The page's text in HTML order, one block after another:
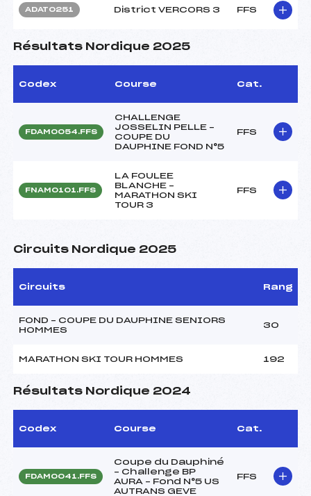
ADAT0251 District VERCORS 3 FFS
Résultats Nordique 2025
Codex Course Cat.
FDAM0054.FFS
CHALLENGE
JOSSELIN PELLE –
COUPE DU
DAUPHINE FOND N°5
FFS
FNAM0101.FFS
LA FOULEE
BLANCHE –
MARATHON SKI
TOUR 3
FFS
Circuits Nordique 2025
Circuits Rang
FOND – COUPE DU DAUPHINE SENIORS
HOMMES
30
MARATHON SKI TOUR HOMMES 192
Résultats Nordique 2024
Codex Course Cat.
FDAM0041.FFS
Coupe du Dauphiné
– Challenge BP
AURA – Fond N°5 US
AUTRANS GEVE
FFS